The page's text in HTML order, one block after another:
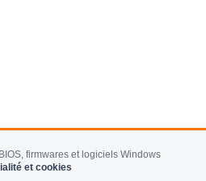
firmwares et logiciels Windows
et cookies